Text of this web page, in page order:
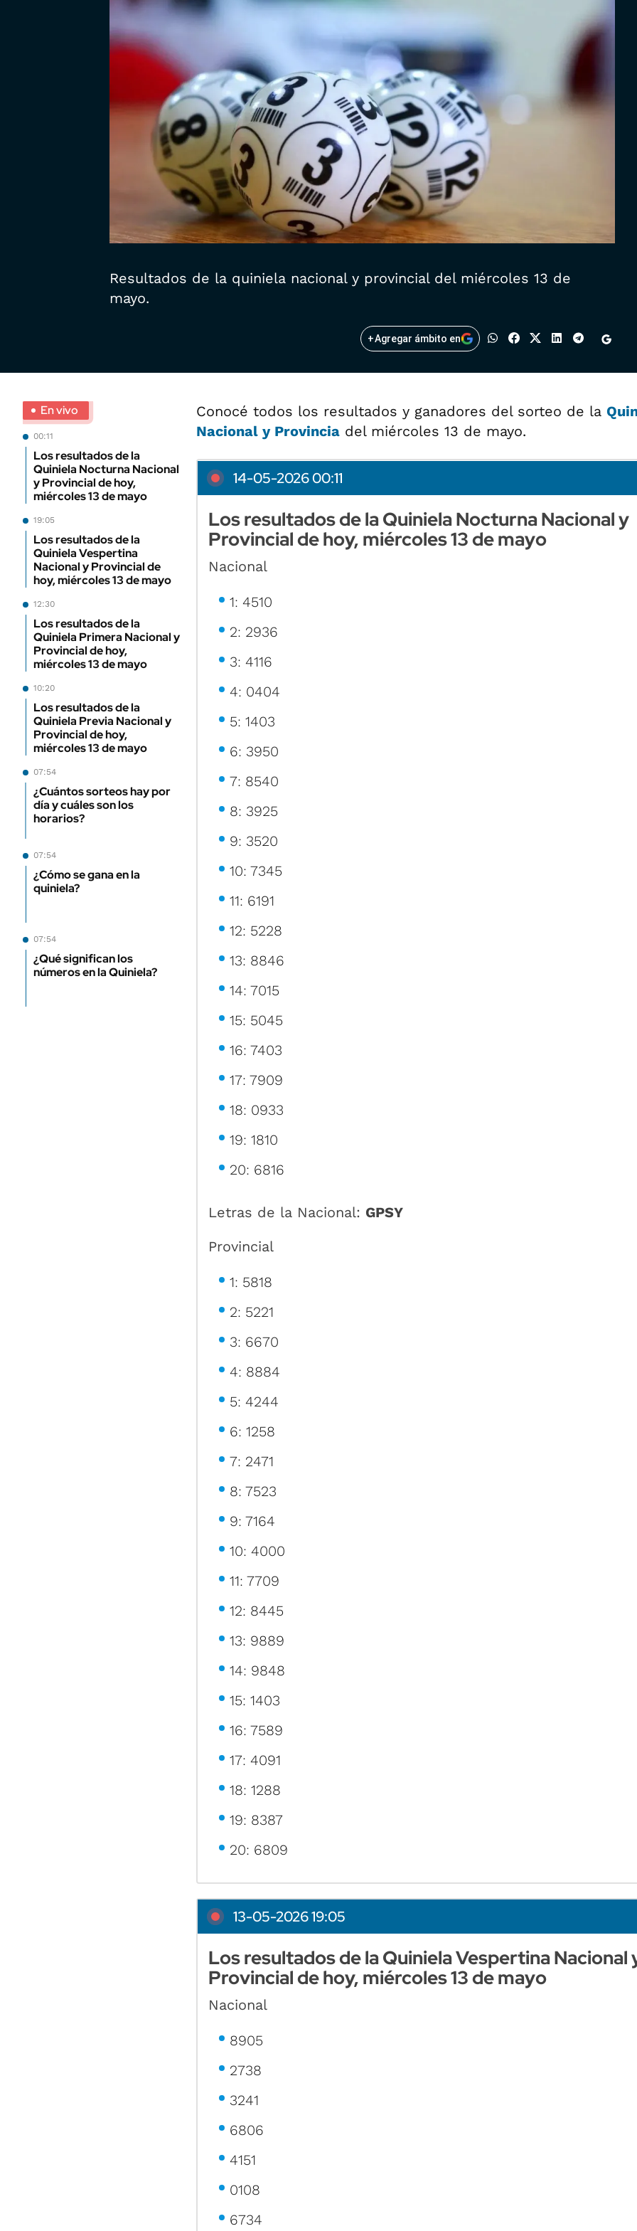
Resultados de la quiniela nacional y provincial del miércoles 13 de
mayo.
+Agregar ámbito en
En vivo
00:11
Los resultados de la
Quiniela Nocturna Nacional
y Provincial de hoy,
miércoles 13 de mayo
19:05
Los resultados de la
Quiniela Vespertina
Nacional y Provincial de
hoy, miércoles 13 de mayo
12:30
Los resultados de la
Quiniela Primera Nacional y
Provincial de hoy,
miércoles 13 de mayo
10:20
Los resultados de la
Quiniela Previa Nacional y
Provincial de hoy,
miércoles 13 de mayo
07:54
¿Cuántos sorteos hay por
día y cuáles son los
horarios?
07:54
¿Cómo se gana en la
quiniela?
07:54
¿Qué significan los
números en la Quiniela?
Conocé todos los resultados y ganadores del sorteo de la
Nacional y Provinciadel miércoles 13 de mayo.
14-05-2026 00:11
Los resultados de la Quiniela Nocturna Nacional y
Provincial de hoy, miércoles 13 de mayo
Nacional
1: 4510
2: 2936
3: 4116
4: 0404
5: 1403
6: 3950
7: 8540
8: 3925
9: 3520
10: 7345
11: 6191
12: 5228
13: 8846
14: 7015
15: 5045
16: 7403
17: 7909
18: 0933
19: 1810
20: 6816
Letras de la Nacional: GPSY
Provincial
1: 5818
2: 5221
3: 6670
4: 8884
5: 4244
6: 1258
7: 2471
8: 7523
9: 7164
10: 4000
11: 7709
12: 8445
13: 9889
14: 9848
15: 1403
16: 7589
17: 4091
18: 1288
19: 8387
20: 6809
13-05-2026 19:05
Los resultados de la Quiniela Vespertina Nacional
Provincial de hoy, miércoles 13 de mayo
Nacional
8905
2738
3241
6806
4151
0108
6734